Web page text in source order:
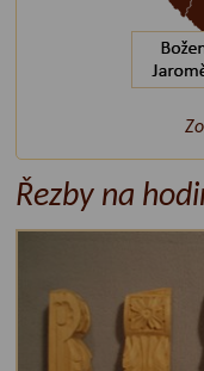
Řezby na